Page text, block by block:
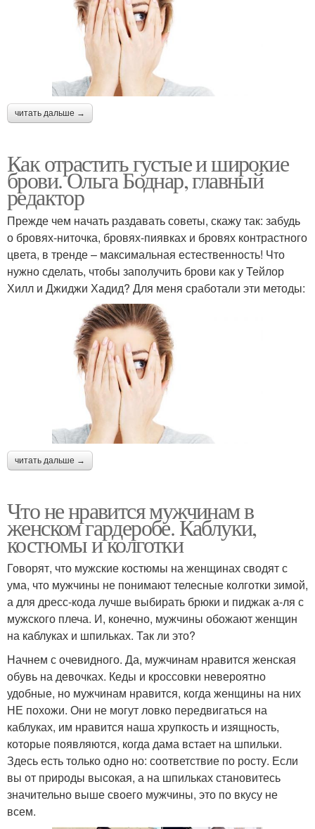
читать дальше →
Как отрастить густые и широкие
брови. Ольга Боднар, главный
редактор
Прежде чем начать раздавать советы, скажу так: забудь
о бровях-ниточка, бровях-пиявках и бровях контрастного
цвета, в тренде – максимальная естественность! Что
нужно сделать, чтобы заполучить брови как у Тейлор
Хилл и Джиджи Хадид? Для меня сработали эти методы:
читать дальше →
Что не нравится мужчинам в
женском гардеробе. Каблуки,
костюмы и колготки
Говорят, что мужские костюмы на женщинах сводят с
ума, что мужчины не понимают телесные колготки зимой,
а для дресс-кода лучше выбирать брюки и пиджак а-ля с
мужского плеча. И, конечно, мужчины обожают женщин
на каблуках и шпильках. Так ли это?
Начнем с очевидного. Да, мужчинам нравится женская
обувь на девочках. Кеды и кроссовки невероятно
удобные, но мужчинам нравится, когда женщины на них
НЕ похожи. Они не могут ловко передвигаться на
каблуках, им нравится наша хрупкость и изящность,
которые появляются, когда дама встает на шпильки.
Здесь есть только одно но: соответствие по росту. Если
вы от природы высокая, а на шпильках становитесь
значительно выше своего мужчины, это по вкусу не
всем.